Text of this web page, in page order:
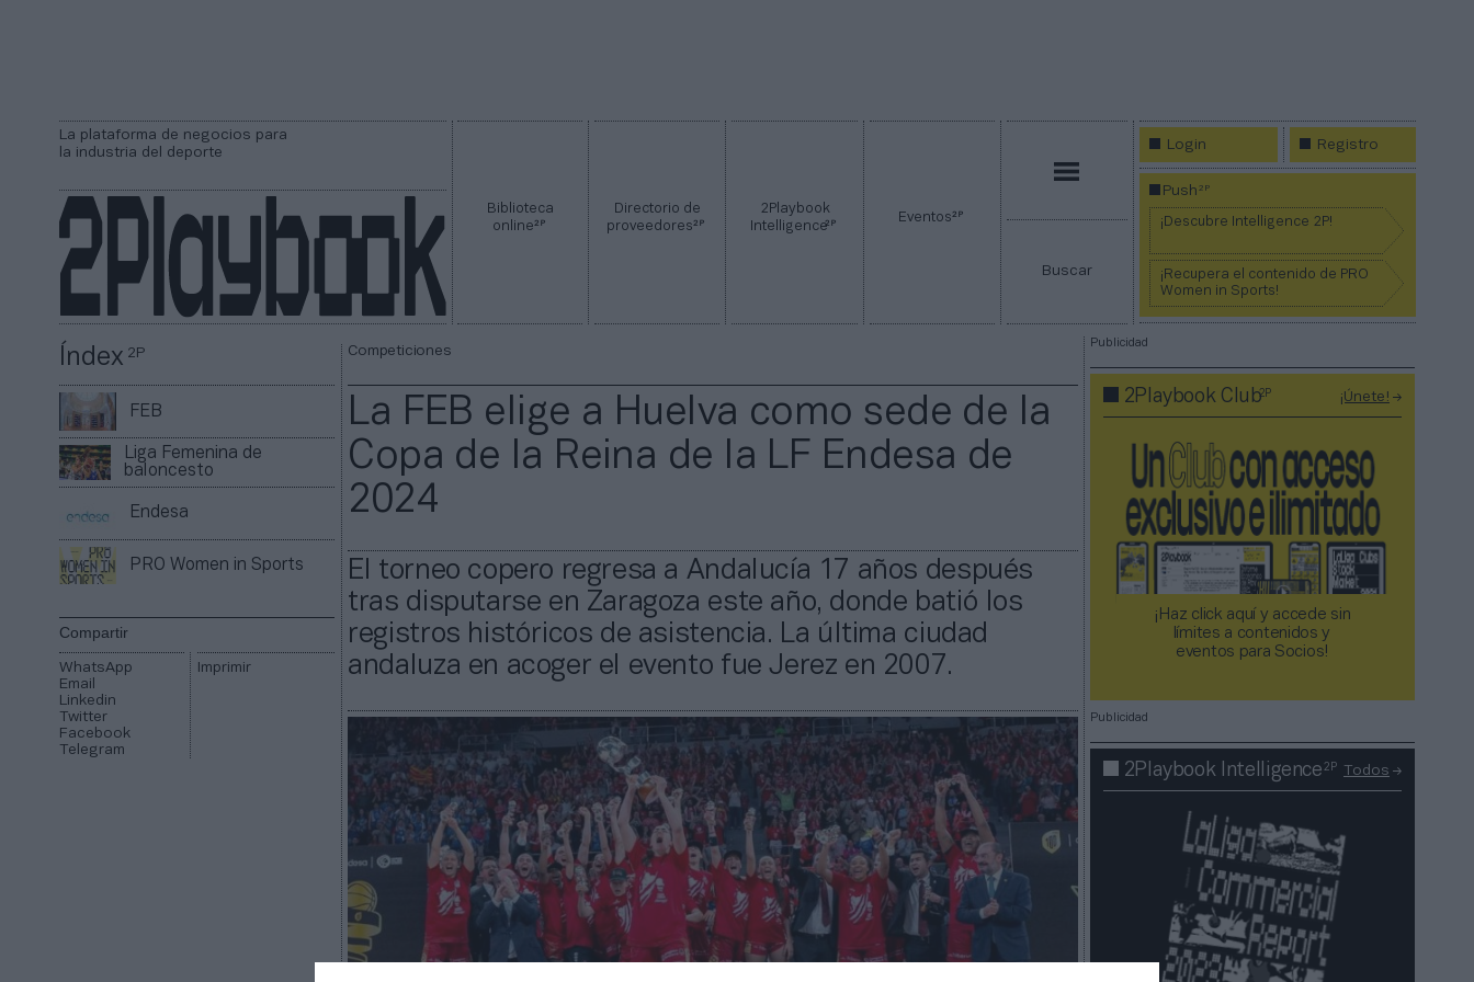
La plataforma de negocios para
la industria del deporte
Biblioteca
online2P
Directorio de
proveedores2P
2Playbook
Intelligence2P Eventos2P
Buscar
Login Registro
Push2P
¡Descubre Intelligence 2P!
¡Recupera el contenido de PRO
Women in Sports!
Índex2P
FEB
Liga Femenina de
baloncesto
Endesa
PRO Women in Sports
Compartir
WhatsApp
Email
Linkedin
Twitter
Facebook
Telegram
Imprimir
Competiciones
La FEB elige a Huelva como sede de la
Copa de la Reina de la LF Endesa de
2024
El torneo copero regresa a Andalucía 17 años después
tras disputarse en Zaragoza este año, donde batió los
registros históricos de asistencia. La última ciudad
andaluza en acoger el evento fue Jerez en 2007.
Publicidad
2Playbook Club2P ¡Únete!
¡Haz click aquí y accede sin
límites a contenidos y
eventos para Socios!​​​​​​​
Publicidad
2Playbook Intelligence2P Todos